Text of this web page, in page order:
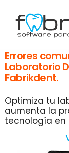
Errores
Laboratorio
Fabrikdent.
Optimiza tu
aumenta la
tecnología en